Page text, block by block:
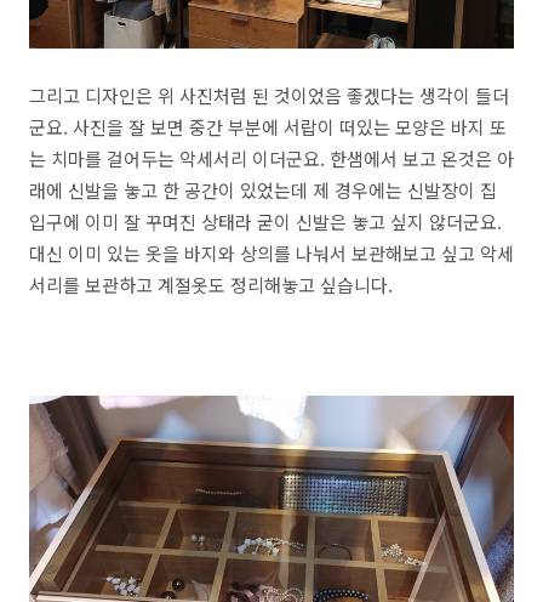
그리고 디자인은 위 사진처럼 된 것이었음 좋겠다는 생각이 들더
군요. 사진을 잘 보면 중간 부분에 서랍이 떠있는 모양은 바지 또
는 치마를 걸어두는 악세서리 이더군요. 한샘에서 보고 온것은 아
래에 신발을 놓고 한 공간이 있었는데 제 경우에는 신발장이 집
입구에 이미 잘 꾸며진 상태라 굳이 신발은 놓고 싶지 않더군요.
대신 이미 있는 옷을 바지와 상의를 나눠서 보관해보고 싶고 악세
서리를 보관하고 계절옷도 정리해놓고 싶습니다.